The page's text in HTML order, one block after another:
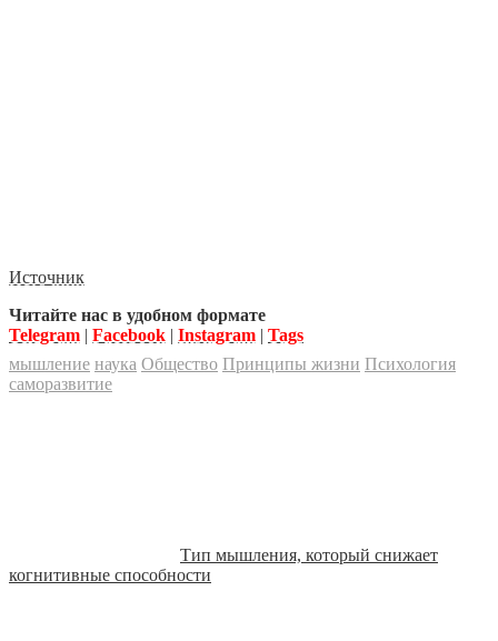
Источник
Читайте нас в удобном формате
Telegram | Facebook | Instagram | Tags
мышление наука Общество Принципы жизни Психология
саморазвитие
Тип мышления, который снижает
когнитивные способности